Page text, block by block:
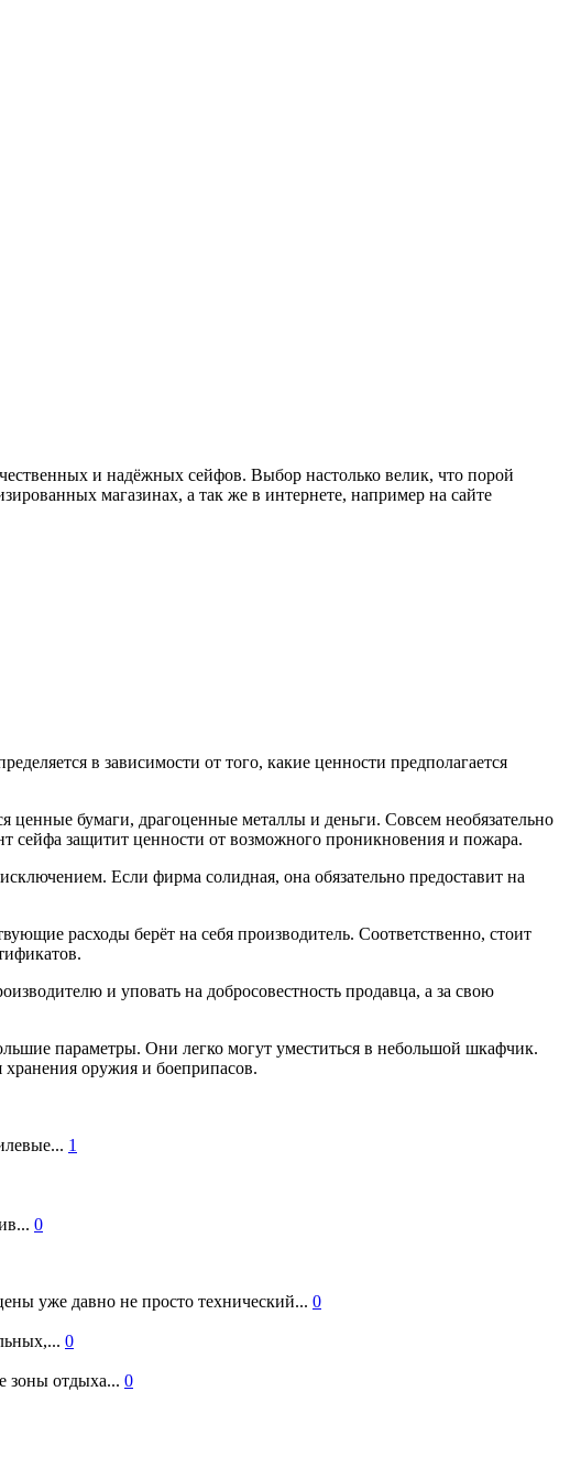
и надёжных сейфов. Выбор настолько велик, что порой
магазинах, а так же в интернете, например на сайте
в зависимости от того, какие ценности предполагается
ценные бумаги, драгоценные металлы и деньги. Совсем необязательно
сейфа защитит ценности от возможного проникновения и пожара.
Если фирма солидная, она обязательно предоставит на
расходы берёт на себя производитель. Соответственно, стоит
и уповать на добросовестность продавца, а за свою
параметры. Они легко могут уместиться в небольшой шкафчик.
оружия и боеприпасов.
1
0
уже давно не просто технический... 0
0
зоны отдыха... 0